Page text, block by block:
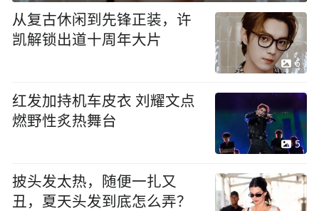
从复古休闲到先锋正装，许
凯解锁出道十周年大片
6
红发加持机车皮衣 刘耀文点
燃野性炙热舞台
5
披头发太热，随便一扎又
丑，夏天头发到底怎么弄？